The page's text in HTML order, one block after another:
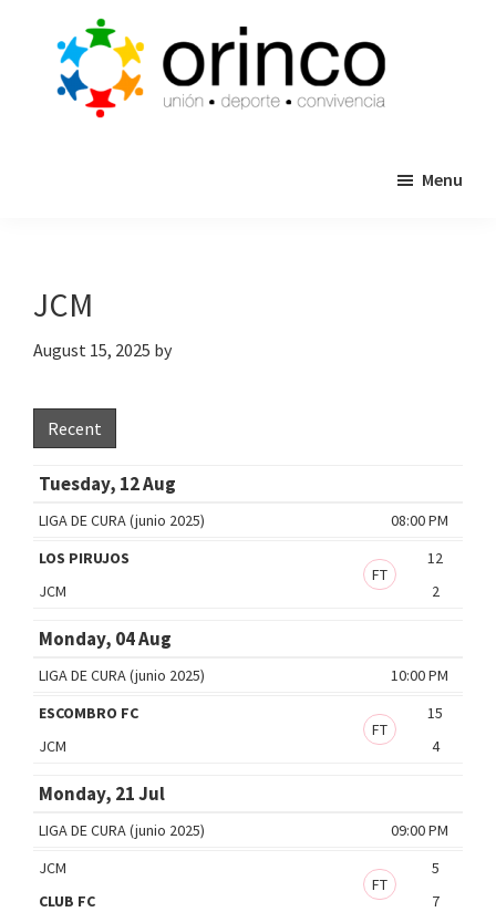
primary
de
Bateo
Eventos
Menu
JCM
August 15, 2025 by
Recent
Tuesday, 12 Aug
08:00 PM
LIGA DE CURA (junio 2025)
LOS PIRUJOS
12
FT
JCM
2
Monday, 04 Aug
10:00 PM
LIGA DE CURA (junio 2025)
ESCOMBRO FC
15
FT
JCM
4
Monday, 21 Jul
09:00 PM
LIGA DE CURA (junio 2025)
JCM
5
FT
CLUB FC
7